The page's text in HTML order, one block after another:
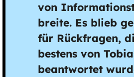
von
breite. Es blieb
für Rückfragen,
bestens von
beantwortet